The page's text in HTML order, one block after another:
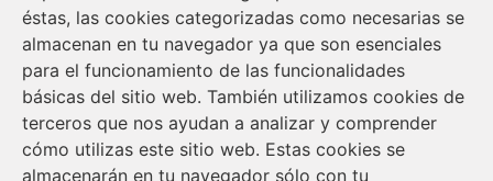
éstas, las cookies categorizadas como necesarias se
almacenan en tu navegador ya que son esenciales
para el funcionamiento de las funcionalidades
básicas del sitio web. También utilizamos cookies de
terceros que nos ayudan a analizar y comprender
cómo utilizas este sitio web. Estas cookies se
almacenarán en tu navegador sólo con tu